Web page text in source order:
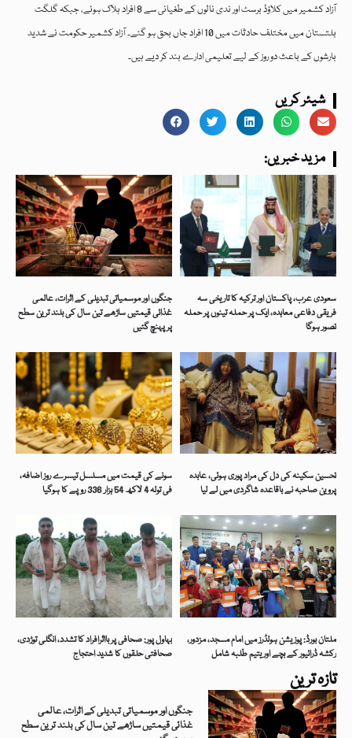
تازہ ترین
جنگوں اور موسمیاتی تبدیلی کے اثرات، عالمی
غذائی قیمتیں ساڑھے تین سال کی بلند ترین سطح
آزاد کشمیر میں کلاؤڈ برسٹ اور ندی نالوں کے طغیانی سے 8 افراد ہلاک ہوئے، جبکہ گلگت
بلتستان میں مختلف حادثات میں 10 افراد جاں بحق ہو گئے۔ آزاد کشمیر حکومت نے شدید
بارشوں کے باعث دو روز کے لیے تعلیمی ادارے بند کر دیے ہیں۔
شیئر کریں
:مزید خبریں
جنگوں اور موسمیاتی تبدیلی کے اثرات، عالمی
غذائی قیمتیں ساڑھے تین سال کی بلند ترین سطح
پر پہنچ گئیں
سعودی عرب، پاکستان اور ترکیہ کا تاریخی سہ
فریقی دفاعی معاہدہ، ایک پر حملہ تینوں پر حملہ
تصور ہوگا
سونے کی قیمت میں مسلسل تیسرے روز اضافہ،
فی تولہ 4 لاکھ 54 ہزار 336 روپے کا ہوگیا
تحسین سکینہ کی دل کی مراد پوری ہوئی، عابدہ
پروین صاحبہ نے باقاعدہ شاگردی میں لے لیا
بہاول پور: صحافی پر بااثرافراد کا تشدد، انگلی توڑدی،
صحافتی حلقوں کا شدید احتجاج
ملتان بورڈ: پوزیشن ہولڈرز میں امام مسجد، مزدور،
رکشہ ڈرائیور کے بچے اور یتیم طلبہ شامل